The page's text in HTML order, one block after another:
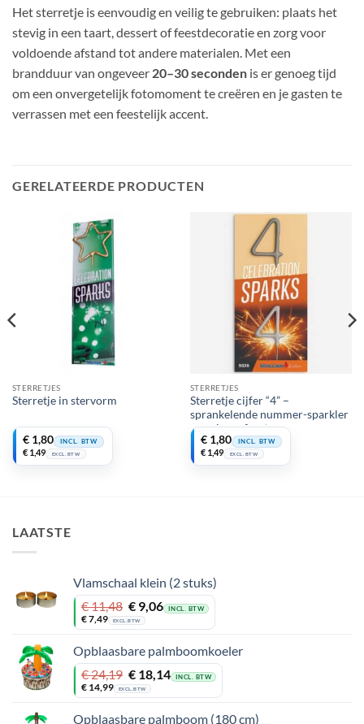
Het sterretje is eenvoudig en veilig te gebruiken: plaats het
stevig in een taart, dessert of feestdecoratie en zorg voor
voldoende afstand tot andere materialen. Met een
brandduur van ongeveer 20–30 seconden is er genoeg tijd
om een onvergetelijk fotomoment te creëren en je gasten te
verrassen met een feestelijk accent.
GERELATEERDE PRODUCTEN
STERRETJES
Sterretje in stervorm
€1,80 INCL. BTW
€1,49 EXCL. BTW
STERRETJES
Sterretje cijfer “4” –
sprankelende nummer-sparkler
voor jouw feest
€1,80 INCL. BTW
€1,49 EXCL. BTW
LAATSTE
Vlamschaal klein (2 stuks)
€11,48
Oorspronkelijke
prijs
was:
€ 11,48.
€9,06
Huidige
prijs
is:
€ 9,06.
INCL. BTW
€7,49 EXCL. BTW
Opblaasbare palmboomkoeler
€24,19
Oorspronkelijke
prijs
was:
€ 24,19.
€18,14
Huidige
prijs
is:
€ 18,14.
INCL. BTW
€ 14,99 EXCL. BTW
Opblaasbare palmboom (180 cm)